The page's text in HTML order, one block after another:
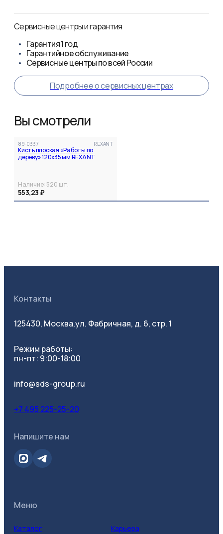
Сервисные центры и гарантия
Гарантия1 год
Гарантийное обслуживание
Сервисные центры по всей России
Подробнее о сервисных центрах
Вы смотрели
89-0337 REXANT
Кисть плоская «Работы по
дереву» 120х35 мм REXANT
Наличие: 520 шт.
553,23 ₽
Контакты
125430, Москва,ул. Фабричная, д. 6, стр. 1
Режим работы:
пн-пт: 9:00-18:00
info@sds-group.ru
+7 495 225-25-20
Напишите нам
Меню
Каталог Карьера